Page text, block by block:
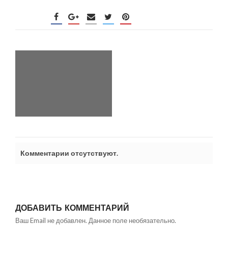
Комментарии отсутствуют.
ДОБАВИТЬ КОММЕНТАРИЙ
Ваш Email не добавлен. Данное поле необязательно.